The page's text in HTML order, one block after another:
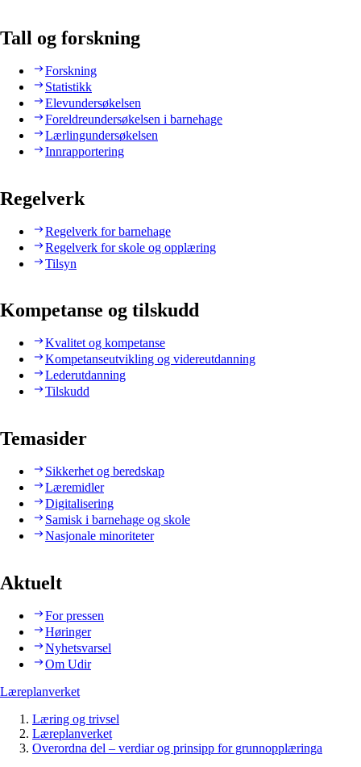
Tall og forskning
Forskning
Statistikk
Elevundersøkelsen
Foreldreundersøkelsen i barnehage
Lærlingundersøkelsen
Innrapportering
Regelverk
Regelverk for barnehage
Regelverk for skole og opplæring
Tilsyn
Kompetanse og tilskudd
Kvalitet og kompetanse
Kompetanseutvikling og videreutdanning
Lederutdanning
Tilskudd
Temasider
Sikkerhet og beredskap
Læremidler
Digitalisering
Samisk i barnehage og skole
Nasjonale minoriteter
Aktuelt
For pressen
Høringer
Nyhetsvarsel
Om Udir
Læreplanverket
Læring og trivsel
Læreplanverket
Overordna del – verdiar og prinsipp for grunnopplæringa